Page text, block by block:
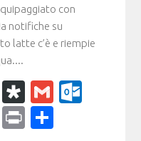
con
notifiche su
latte c’è e riempie
WhatsApp
Diaspora
Gmail
CopyPrint